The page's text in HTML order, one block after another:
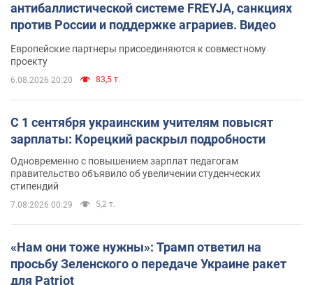
антибаллистической системе FREYJA, санкциях
против России и поддержке аграриев. Видео
Европейские партнеры присоединяются к совместному
проекту
6.08.2026 20:20 83,5 т.
С 1 сентября украинским учителям повысят
зарплаты: Корецкий раскрыл подробности
Одновременно с повышением зарплат педагогам
правительство объявило об увеличении студенческих
стипендий
7.08.2026 00:29 5,2 т.
«Нам они тоже нужны»: Трамп ответил на
просьбу Зеленского о передаче Украине ракет
для Patriot